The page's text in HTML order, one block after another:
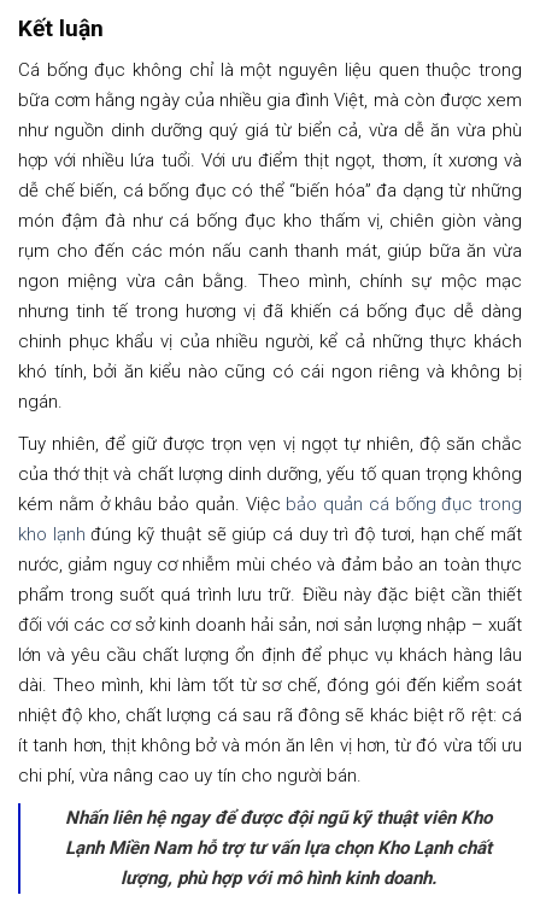
Kết luận
Cá bống đục không chỉ là một nguyên liệu quen thuộc trong
bữa cơm hằng ngày của nhiều gia đình Việt, mà còn được xem
như nguồn dinh dưỡng quý giá từ biển cả, vừa dễ ăn vừa phù
hợp với nhiều lứa tuổi. Với ưu điểm thịt ngọt, thơm, ít xương và
dễ chế biến, cá bống đục có thể “biến hóa” đa dạng từ những
món đậm đà như cá bống đục kho thấm vị, chiên giòn vàng
rụm cho đến các món nấu canh thanh mát, giúp bữa ăn vừa
ngon miệng vừa cân bằng. Theo mình, chính sự mộc mạc
nhưng tinh tế trong hương vị đã khiến cá bống đục dễ dàng
chinh phục khẩu vị của nhiều người, kể cả những thực khách
khó tính, bởi ăn kiểu nào cũng có cái ngon riêng và không bị
ngán.
Tuy nhiên, để giữ được trọn vẹn vị ngọt tự nhiên, độ săn chắc
của thớ thịt và chất lượng dinh dưỡng, yếu tố quan trọng không
kém nằm ở khâu bảo quản. Việc bảo quản cá bống đục trong
kho lạnh đúng kỹ thuật sẽ giúp cá duy trì độ tươi, hạn chế mất
nước, giảm nguy cơ nhiễm mùi chéo và đảm bảo an toàn thực
phẩm trong suốt quá trình lưu trữ. Điều này đặc biệt cần thiết
đối với các cơ sở kinh doanh hải sản, nơi sản lượng nhập – xuất
lớn và yêu cầu chất lượng ổn định để phục vụ khách hàng lâu
dài. Theo mình, khi làm tốt từ sơ chế, đóng gói đến kiểm soát
nhiệt độ kho, chất lượng cá sau rã đông sẽ khác biệt rõ rệt: cá
ít tanh hơn, thịt không bở và món ăn lên vị hơn, từ đó vừa tối ưu
chi phí, vừa nâng cao uy tín cho người bán.
Nhấn liên hệ ngay để được đội ngũ kỹ thuật viên Kho
Lạnh Miền Nam hỗ trợ tư vấn lựa chọn Kho Lạnh chất
lượng, phù hợp với mô hình kinh doanh.